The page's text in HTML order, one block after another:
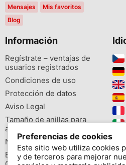
Mensajes
Mis favoritos
Blog
Información
Regístrate – ventajas de
usuarios registrados
Condiciones de uso
Protección de datos
Aviso Legal
Tamaño de anillas para
aves
Newsletter
Buscador de especies
Preferencias de cookies
Este sitio web utiliza cookies
y de terceros para mejorar